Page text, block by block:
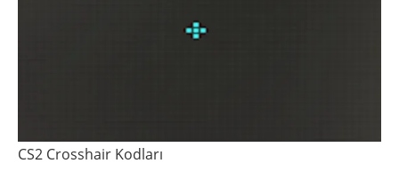
CS2 Crosshair Kodları